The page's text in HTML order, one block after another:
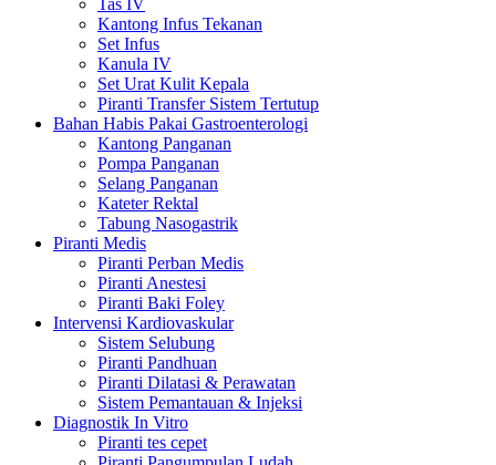
Kantong Infus Tekanan
Set Infus
Kanula IV
Set Urat Kulit Kepala
Piranti Transfer Sistem Tertutup
Bahan Habis Pakai Gastroenterologi
Kantong Panganan
Pompa Panganan
Selang Panganan
Kateter Rektal
Tabung Nasogastrik
Piranti Medis
Piranti Perban Medis
Piranti Anestesi
Piranti Baki Foley
Intervensi Kardiovaskular
Sistem Selubung
Piranti Pandhuan
Piranti Dilatasi & Perawatan
Sistem Pemantauan & Injeksi
Diagnostik In Vitro
Piranti tes cepet